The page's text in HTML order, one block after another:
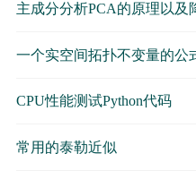
主成分分析PCA的原理以及
一个实空间拓扑不变量的公
CPU性能测试Python代码
常用的泰勒近似